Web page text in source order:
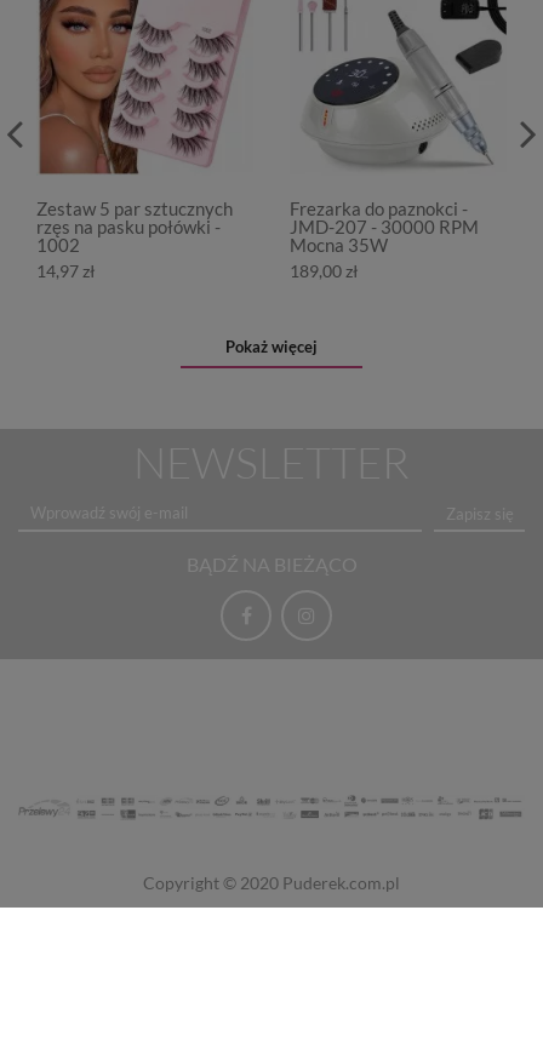
Zestaw 5 par sztucznych
rzęs na pasku połówki -
1002
14,97 zł
Frezarka do paznokci -
JMD-207 - 30000 RPM
Mocna 35W
189,00 zł
Pokaż więcej
NEWSLETTER
Zapisz się
BĄDŹ NA BIEŻĄCO
Copyright © 2020 Puderek.com.pl